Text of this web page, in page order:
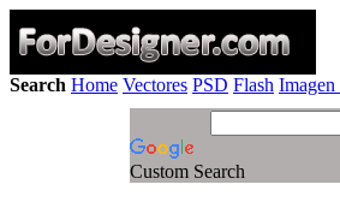
Search Home Vectores PSD Flash Imagen
Custom Search